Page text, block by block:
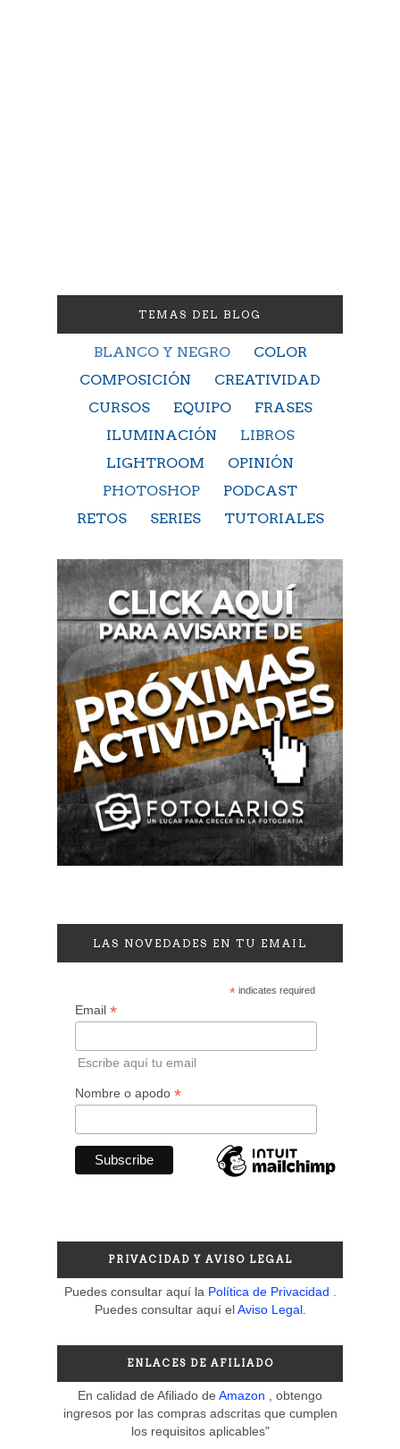
TEMAS DEL BLOG
BLANCO Y NEGRO
COLOR
COMPOSICIÓN
CREATIVIDAD
CURSOS
EQUIPO
FRASES
ILUMINACIÓN
LIBROS
LIGHTROOM
OPINIÓN
PHOTOSHOP
PODCAST
RETOS
SERIES TUTORIALES
LAS NOVEDADES EN TU EMAIL
*indicates required
Email *
Escribe aquí tu email
Nombre o apodo *
PRIVACIDAD Y AVISO LEGAL
Puedes consultar aquí la Política de Privacidad
Puedes consultar aquí elAviso Legal.
ENLACES DE AFILIADO
En calidad de Afiliado de Amazon
, obtengo
ingresos por las compras adscritas que cumplen
los requisitos aplicables"